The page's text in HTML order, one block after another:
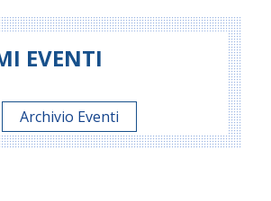
EVENTI
Archivio Eventi